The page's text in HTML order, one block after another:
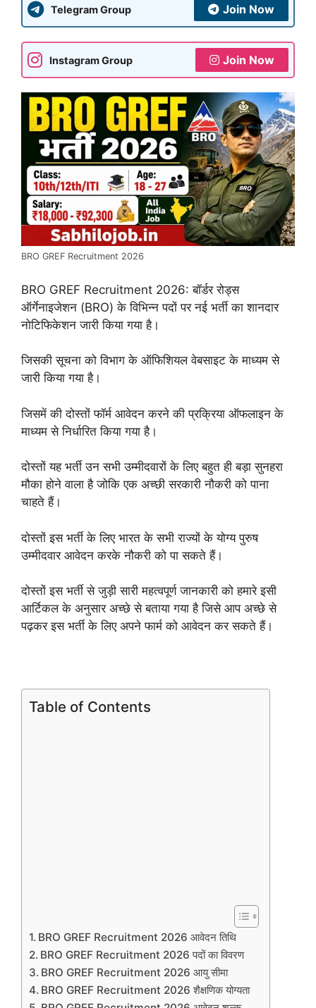
Telegram Group Join Now
Instagram Group Join Now
BRO GREF Recruitment 2026
BRO GREF Recruitment 2026: बॉर्डर रोड्स
ऑर्गेनाइजेशन (BRO) के विभिन्न पदों पर नई भर्ती का शानदार
नोटिफिकेशन जारी किया गया है।
जिसकी सूचना को विभाग के ऑफिशियल वेबसाइट के माध्यम से
जारी किया गया है।
जिसमें की दोस्तों फॉर्म आवेदन करने की प्रक्रिया ऑफलाइन के
माध्यम से निर्धारित किया गया है।
दोस्तों यह भर्ती उन सभी उम्मीदवारों के लिए बहुत ही बड़ा सुनहरा
मौका होने वाला है जोकि एक अच्छी सरकारी नौकरी को पाना
चाहते हैं।
दोस्तों इस भर्ती के लिए भारत के सभी राज्यों के योग्य पुरुष
उम्मीदवार आवेदन करके नौकरी को पा सकते हैं।
दोस्तों इस भर्ती से जुड़ी सारी महत्वपूर्ण जानकारी को हमारे इसी
आर्टिकल के अनुसार अच्छे से बताया गया है जिसे आप अच्छे से
पढ़कर इस भर्ती के लिए अपने फार्म को आवेदन कर सकते हैं।
Table of Contents
BRO GREF Recruitment 2026 आवेदन तिथि
BRO GREF Recruitment 2026 पदों का विवरण
BRO GREF Recruitment 2026 आयु सीमा
BRO GREF Recruitment 2026 शैक्षणिक योग्यता